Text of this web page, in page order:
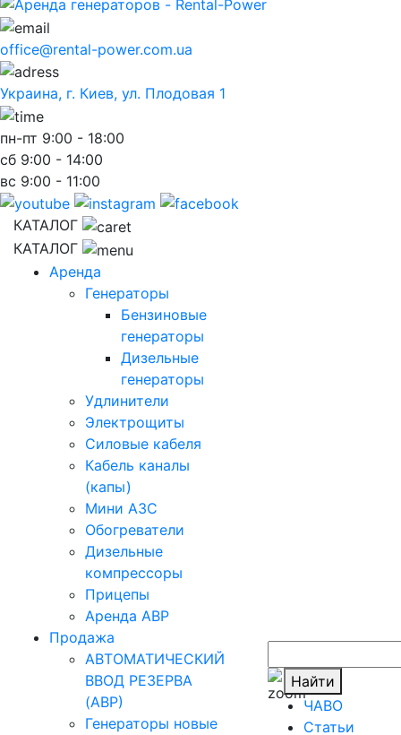
office@rental-power.com.ua
Украина, г. Киев, ул. Плодовая 1
пн-пт 9:00 - 18:00
сб 9:00 - 14:00
вс 9:00 - 11:00
КАТАЛОГ
КАТАЛОГ
Аренда
Генераторы
Бензиновые
генераторы
Дизельные
генераторы
Удлинители
Электрощиты
Силовые кабеля
Кабель каналы
(капы)
Мини АЗС
Обогреватели
Дизельные
компрессоры
Прицепы
Аренда АВР
Продажа
АВТОМАТИЧЕСКИЙ
ВВОД РЕЗЕРВА
(АВР)
Генераторы новые
Найти
ЧАВО
Cтатьи